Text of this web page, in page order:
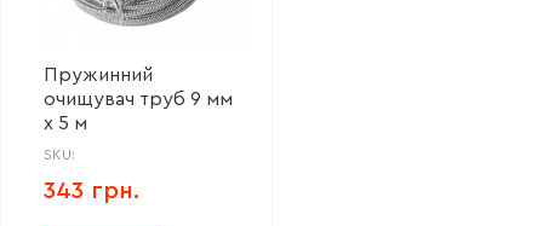
Пружинний
очищувач труб 9 мм
х 5 м
SKU:
343 грн.